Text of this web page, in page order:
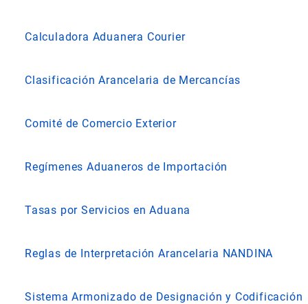
Calculadora Aduanera Courier
Clasificación Arancelaria de Mercancías
Comité de Comercio Exterior
Regímenes Aduaneros de Importación
Tasas por Servicios en Aduana
Reglas de Interpretación Arancelaria NANDINA
Sistema Armonizado de Designación y Codificación